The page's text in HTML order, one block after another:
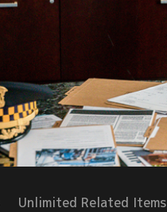
Unlimited Related Items